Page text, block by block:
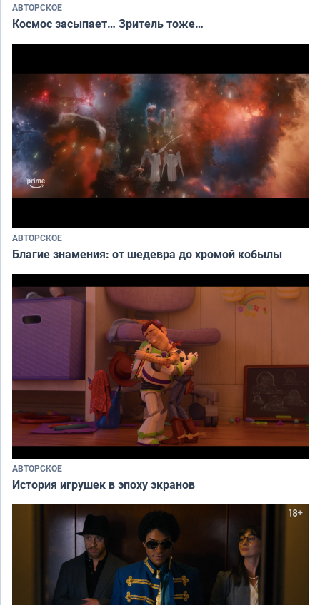
АВТОРСКОЕ
Космос засыпает… Зритель тоже…
АВТОРСКОЕ
Благие знамения: от шедевра до хромой кобылы
АВТОРСКОЕ
История игрушек в эпоху экранов